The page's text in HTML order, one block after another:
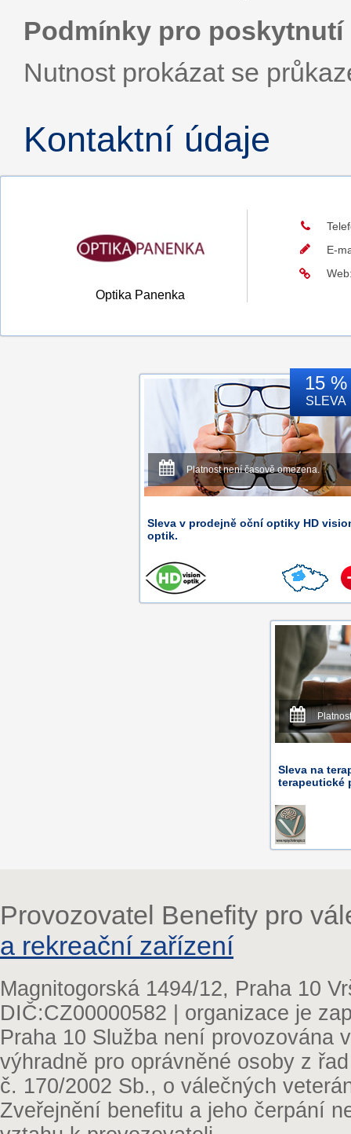
Podmínky pro poskytnutí
Nutnost prokázat se
Kontaktní údaje
Optika Panenka
E-
15 %
SLEVA
Platnost není časově omezena.
Sleva v prodejně oční optiky HD
optik.
Sleva na
terapeutické
Provozovatel Benefity pro
a rekreační zařízení
Magnitogorská 1494/12, Praha 10
DIČ:CZ00000582 | organizace je
Praha 10 Služba není provozována
výhradně pro oprávněné osoby z
č. 170/2002 Sb., o válečných
Zveřejnění benefitu a jeho čerpání